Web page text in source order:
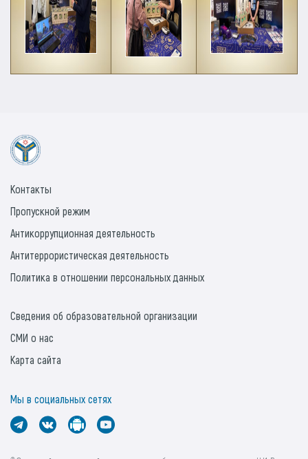
Контакты
Пропускной режим
Антикоррупционная деятельность
Антитеррористическая деятельность
Политика в отношении персональных данных
Сведения об образовательной организации
СМИ о нас
Карта сайта
Мы в социальных сетях